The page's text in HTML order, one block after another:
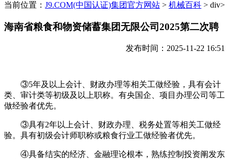
当前位置： J9.COM(中国认证)集团官方网站 > 机械百科 > div>
海南省粮食和物资储蓄集团无限公司2025第二次聘
发布时间：2025-11-22 16:51
③5年及以上会计、财政办理等相关工做经验，具有会计
类、审计类等初级及以上职称。有央国企、项目办理公司等工
做经验者优先。
③具有2年以上会计、财政办理、税务处置等相关工做经
验。具有初级会计师职称或粮食行业工做经验者优先。
④具备结实的经济、金融理论根本，熟练控制投资阐发东